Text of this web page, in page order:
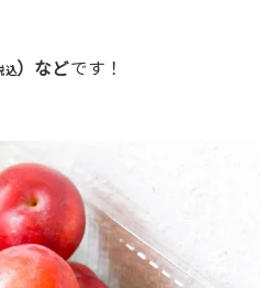
込）などです！